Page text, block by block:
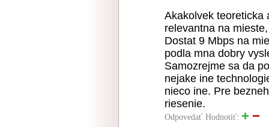
Akakolvek teoreticka
relevantna na
Dostat 9 Mbps na
podla mna dobry
Samozrejme sa da
nejake ine
nieco ine. Pre
riesenie.
Odpovedať Hodnotiť: